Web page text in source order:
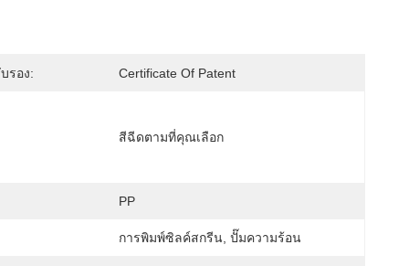
รอง: Certificate Of Patent
สีฉีดตามที่คุณเลือก
PP
การพิมพ์ซิลค์สกรีน, ปั๊มความร้อน